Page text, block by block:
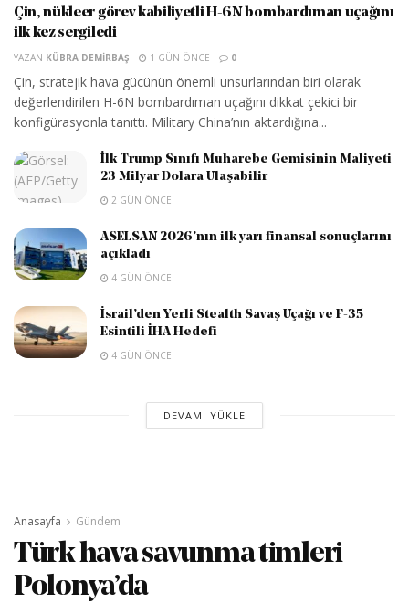
Çin, nükleer görev kabiliyetli H-6N bombardıman uçağını
ilk kez sergiledi
YAZAN KÜBRA DEMIRBAŞ 1 GÜN ÖNCE 0
Çin, stratejik hava gücünün önemli unsurlarından biri olarak
değerlendirilen H-6N bombardıman uçağını dikkat çekici bir
konfigürasyonla tanıttı. Military China’nın aktardığına...
İlk Trump Sınıfı Muharebe Gemisinin Maliyeti
23 Milyar Dolara Ulaşabilir
2 GÜN ÖNCE
ASELSAN 2026’nın ilk yarı finansal sonuçlarını
açıkladı
4 GÜN ÖNCE
İsrail’den Yerli Stealth Savaş Uçağı ve F-35
Esintili İHA Hedefi
4 GÜN ÖNCE
DEVAMI YÜKLE
Anasayfa Gündem
Türk hava savunma timleri
Polonya’da